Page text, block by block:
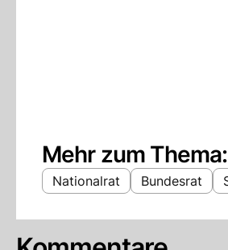
Mehr zum Thema:
Nationalrat Bundesrat